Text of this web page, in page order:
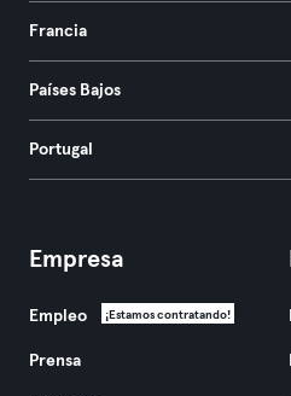
Francia
Países Bajos
Portugal
Empresa
Empleo ¡Estamos contratando!
Prensa